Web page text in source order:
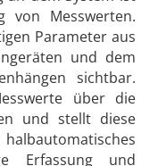
von Messwerten.
Parameter aus
und dem
sichtbar.
über die
und stellt diese
Erfassung und